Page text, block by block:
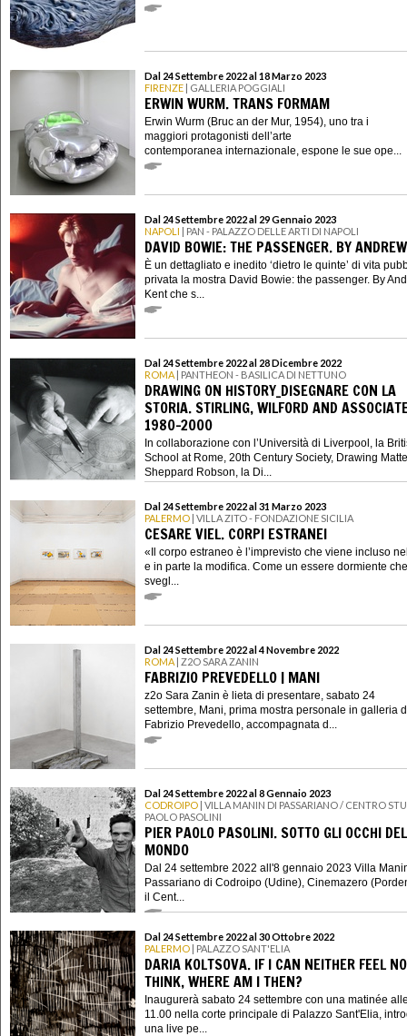
Dal 24 Settembre 2022 al 18 Marzo 2023
FIRENZE | GALLERIA POGGIALI
ERWIN WURM. TRANS FORMAM
Erwin Wurm (Bruc an der Mur, 1954), uno tra i
maggiori protagonisti dell’arte
contemporanea internazionale, espone le sue ope...
Dal 24 Settembre 2022 al 29 Gennaio 2023
NAPOLI | PAN - PALAZZO DELLE ARTI DI NAPOLI
DAVID BOWIE: THE PASSENGER. BY
È un dettagliato e inedito ‘dietro le quinte’ di vita
privata la mostra David Bowie: the passenger. By
Kent che s...
Dal 24 Settembre 2022 al 28 Dicembre 2022
ROMA | PANTHEON - BASILICA DI NETTUNO
DRAWING ON HISTORY_DISEGNARE CON LA
STORIA. STIRLING, WILFORD AND
1980-2000
In collaborazione con l’Università di Liverpool, la
School at Rome, 20th Century Society, Drawing
Sheppard Robson, la Di...
Dal 24 Settembre 2022 al 31 Marzo 2023
PALERMO | VILLA ZITO - FONDAZIONE SICILIA
CESARE VIEL. CORPI ESTRANEI
«Il corpo estraneo è l’imprevisto che viene incluso
e in parte la modifica. Come un essere dormiente
svegl...
Dal 24 Settembre 2022 al 4 Novembre 2022
ROMA | Z2O SARA ZANIN
FABRIZIO PREVEDELLO | MANI
z2o Sara Zanin è lieta di presentare, sabato 24
settembre, Mani, prima mostra personale in galleria
Fabrizio Prevedello, accompagnata d...
Dal 24 Settembre 2022 al 8 Gennaio 2023
CODROIPO | VILLA MANIN DI PASSARIANO / CENTRO
PAOLO PASOLINI
PIER PAOLO PASOLINI. SOTTO GLI OCCHI DEL
MONDO
Dal 24 settembre 2022 all'8 gennaio 2023 Villa
Passariano di Codroipo (Udine), Cinemazero
il Cent...
Dal 24 Settembre 2022 al 30 Ottobre 2022
PALERMO | PALAZZO SANT'ELIA
DARIA KOLTSOVA. IF I CAN NEITHER FEEL
THINK, WHERE AM I THEN?
Inaugurerà sabato 24 settembre con una matinée
11.00 nella corte principale di Palazzo Sant'Elia,
una live pe...